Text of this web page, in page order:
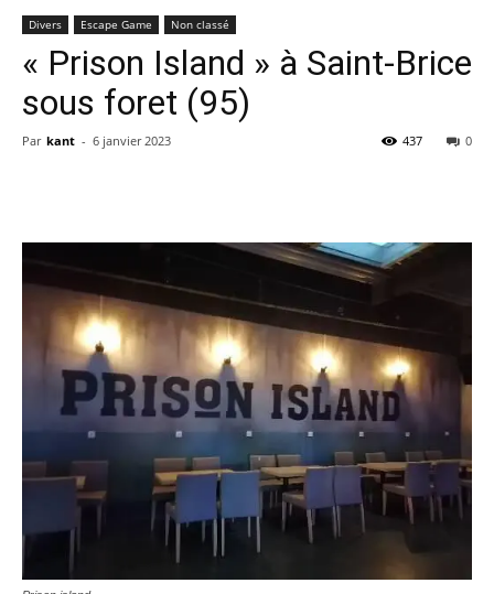
Divers Escape Game Non classé
« Prison Island » à Saint-Brice
sous foret (95)
Par kant - 6 janvier 2023 0
437